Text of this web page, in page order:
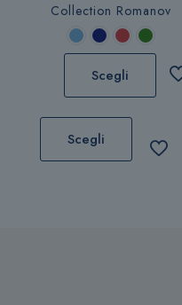
pagina
del
Collection Romanov
Scegli
Scegli